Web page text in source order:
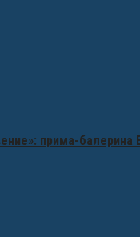
прима-балерина